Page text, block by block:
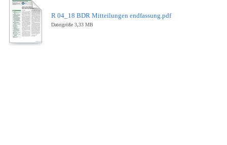
R 04_18 BDR Mitteilungen endfassung.pdf
Dateigröße 3,33 MB